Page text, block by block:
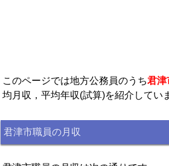
このページでは地方公務員のうち君津
均月収，平均年収(試算)を紹介してい
君津市職員の月収